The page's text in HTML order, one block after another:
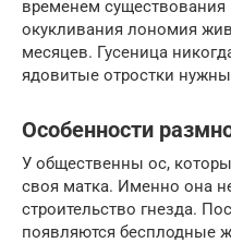
временем
окукливания лономия
месяцев. Гусеница
ядовитые отростки
Особенности
У общественны ос,
своя матка. Именно она
строительство гнезда.
появляются бесплодные